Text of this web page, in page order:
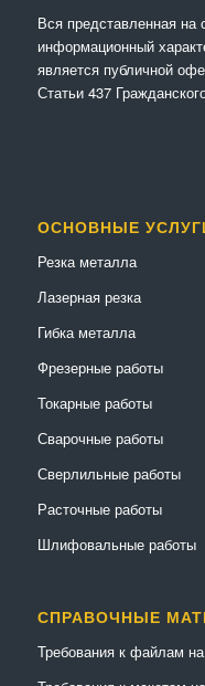
Вся представленная на
информационный
является публичной
Статьи 437
ОСНОВНЫЕ
Резка металла
Лазерная резка
Гибка металла
Фрезерные работы
Токарные работы
Сварочные работы
Сверлильные работы
Расточные работы
Шлифовальные работы
СПРАВОЧНЫЕ
Требования к файлам